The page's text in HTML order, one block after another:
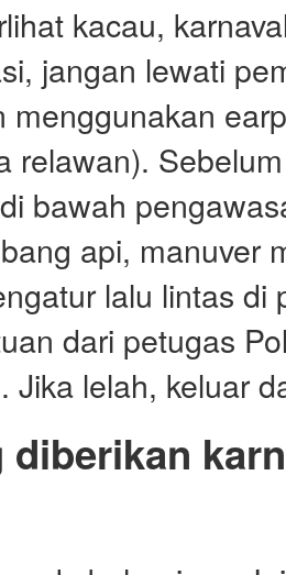
kacau,
jangan lewati
menggunakan
relawan).
bawah
api, manuver
lalu lintas di
dari petugas
Jika lelah, keluar
diberikan